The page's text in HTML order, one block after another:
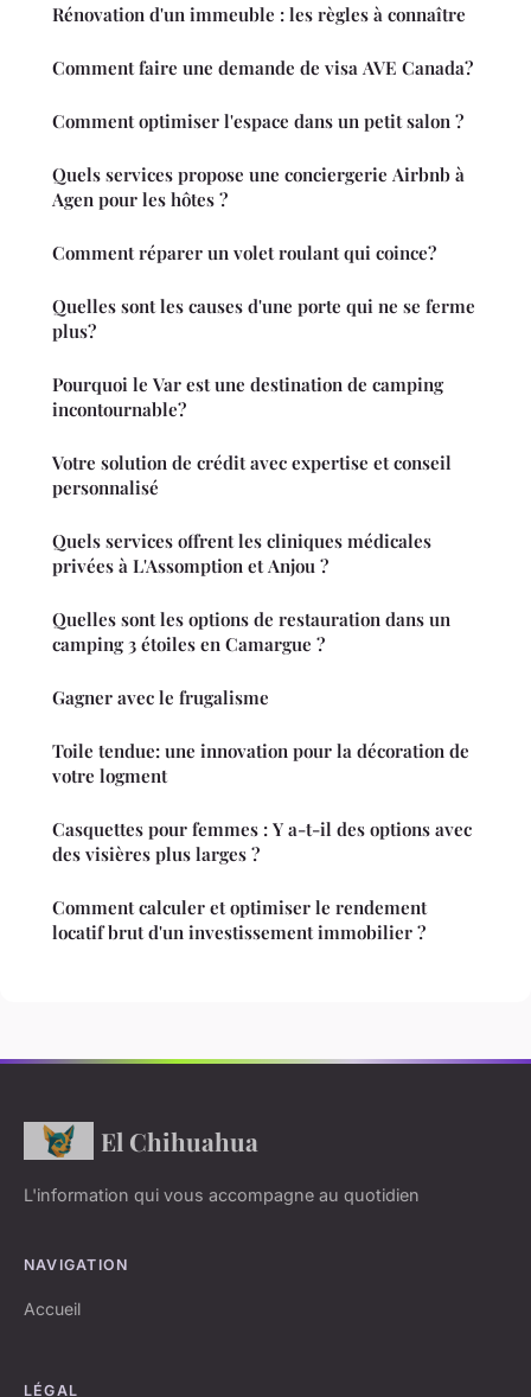
Rénovation d'un immeuble : les règles à connaître
Comment faire une demande de visa AVE Canada?
Comment optimiser l'espace dans un petit salon ?
Quels services propose une conciergerie Airbnb à
Agen pour les hôtes ?
Comment réparer un volet roulant qui coince?
Quelles sont les causes d'une porte qui ne se ferme
plus?
Pourquoi le Var est une destination de camping
incontournable?
Votre solution de crédit avec expertise et conseil
personnalisé
Quels services offrent les cliniques médicales
privées à L'Assomption et Anjou ?
Quelles sont les options de restauration dans un
camping 3 étoiles en Camargue ?
Gagner avec le frugalisme
Toile tendue: une innovation pour la décoration de
votre logment
Casquettes pour femmes : Y a-t-il des options avec
des visières plus larges ?
Comment calculer et optimiser le rendement
locatif brut d'un investissement immobilier ?
El Chihuahua
L'information qui vous accompagne au quotidien
NAVIGATION
Accueil
LÉGAL